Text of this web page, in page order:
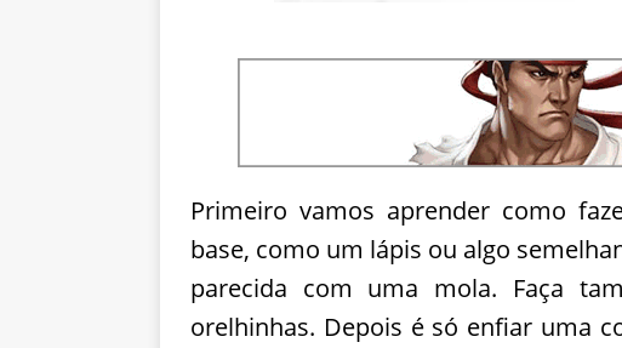
Primeiro vamos aprender como
base, como um lápis ou algo
parecida com uma mola. Faça
orelhinhas. Depois é só enfiar uma